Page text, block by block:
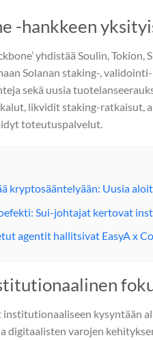
-hankkeen
yhdistää Soulin,
Solanan staking-,
sekä uusia
likvidit staking-ratkaisut,
toteutuspalvelut.
kryptosääntelyään: Uusia
Sui-johtajat kertovat
agentit hallitsivat EasyA x
kysyntään
digitaalisten varojen